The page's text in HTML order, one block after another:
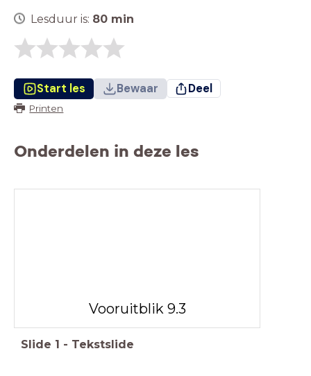
Lesduur is: 80 min
Start les Bewaar Deel
Printen
Onderdelen in deze les
Vooruitblik 9.3
Slide 1 - Tekstslide